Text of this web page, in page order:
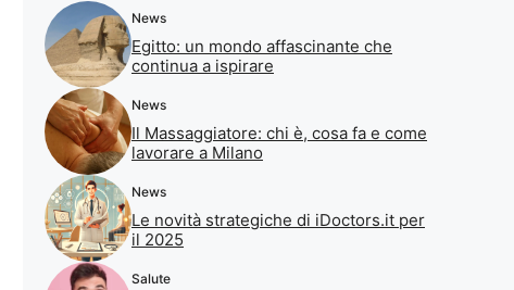
News
Egitto: un mondo affascinante che
continua a ispirare
News
Il Massaggiatore: chi è, cosa fa e come
lavorare a Milano
News
Le novità strategiche di iDoctors.it per
il 2025
Salute